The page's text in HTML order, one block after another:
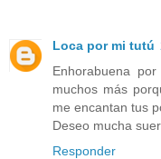
Loca por mi tutú
Enhorabuena
muchos más
me encantan tus
Deseo mucha
Responder